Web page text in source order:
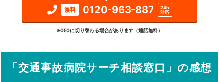
詳細条件で絞り込む
駅から探す 院名から探す
無料 0120-963-887
24h
対応
※050に切り替わる場合があります（通話無料）
「交通事故病院サーチ相談窓口」の感想